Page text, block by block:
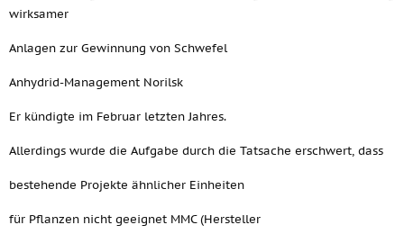
wirksamer
Anlagen zur Gewinnung von Schwefel
Anhydrid-Management Norilsk
Er kündigte im Februar letzten Jahres.
Allerdings wurde die Aufgabe durch die Tatsache erschwert, dass
bestehende Projekte ähnlicher Einheiten
für Pflanzen nicht geeignet MMC (Hersteller